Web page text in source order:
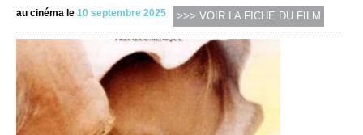
au cinéma le 10 septembre 2025 >>> VOIR LA FICHE DU FILM